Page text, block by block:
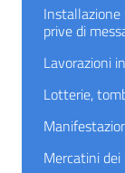
Installazione
prive di
Lavorazioni
Lotterie,
Mercatini